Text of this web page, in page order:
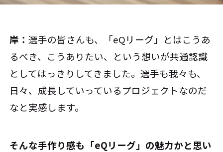
岸：選手の皆さんも、「eQリーグ」とはこうあ
るべき、こうありたい、という想いが共通認識
としてはっきりしてきました。選手も我々も、
日々、成長していっているプロジェクトなのだ
なと実感します。
――そんな手作り感も「eQリーグ」の魅力かと思い